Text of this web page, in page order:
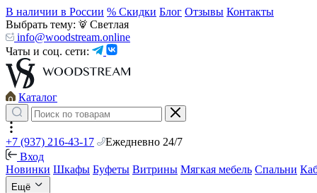
В наличии в России % Скидки Блог Отзывы Контакты
Выбрать тему:
Светлая
info@woodstream.online
Чаты и соц. сети:
Каталог
+7 (937) 216-43-17
Ежедневно 24/7
Вход
Новинки Шкафы Буфеты Витрины Мягкая мебель Спальни
Ещё